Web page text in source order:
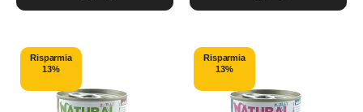
Risparmia
13%
Risparmia
13%